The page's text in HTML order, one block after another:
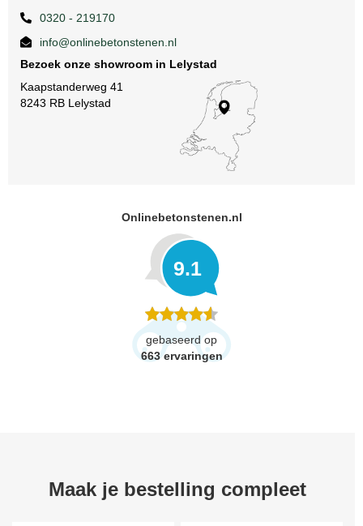
0320 - 219170
info@onlinebetonstenen.nl
Bezoek onze showroom in Lelystad
Kaapstanderweg 41
8243 RB Lelystad
Onlinebetonstenen.nl
9.1
gebaseerd op
663 ervaringen
Maak je bestelling compleet